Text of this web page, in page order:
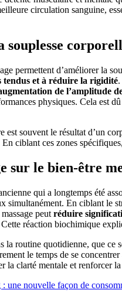
circulation sanguine,
permettent d’améliorer la
tendus et à réduire la rigidité
de l’amplitude
physiques. Cela est
est souvent le résultat d’un
ciblant ces zones
sur le bien-être
qui a longtemps été
simultanément. En ciblant le
peut réduire
réaction biochimique
la routine quotidienne, que ce
le temps de se
la clarté mentale et renforcer
une nouvelle façon de